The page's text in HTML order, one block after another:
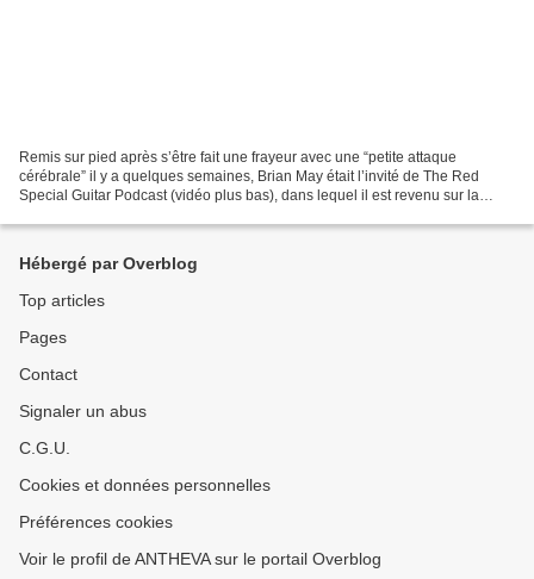
Remis sur pied après s’être fait une frayeur avec une “petite attaque
cérébrale” il y a quelques semaines, Brian May était l’invité de The Red
Special Guitar Podcast (vidéo plus bas), dans lequel il est revenu sur la
Hébergé par Overblog
Top articles
Pages
Contact
Signaler un abus
C.G.U.
Cookies et données personnelles
Préférences cookies
Voir le profil de ANTHEVA sur le portail Overblog